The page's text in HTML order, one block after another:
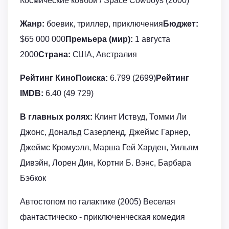
Жанр: боевик, триллер, приключения Бюджет:
$65 000 000Премьера (мир): 1 августа
2000Страна: США, Австралия
Рейтинг КиноПоиска: 6.799 (2699)Рейтинг
IMDB: 6.40 (49 729)
В главных ролях: Клинт Иствуд, Томми Ли
Джонс, Дональд Сазерленд, Джеймс Гарнер,
Джеймс Кромуэлл, Марша Гей Харден, Уильям
Дивэйн, Лорен Дин, Кортни Б. Вэнс, Барбара
Бэбкок
Автостопом по галактике (2005) Веселая
фантастическо - приключенческая комедия